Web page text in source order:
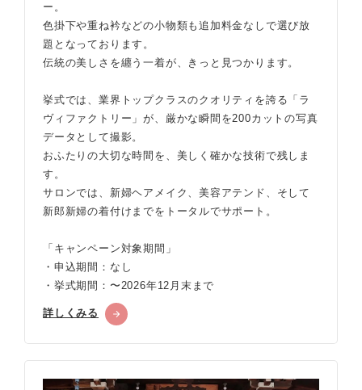
ー。
色掛下や重ね衿などの小物類も追加料金なしで選び放
題となっております。
伝統の美しさを纏う一着が、きっと見つかります。
挙式では、業界トップクラスのクオリティを誇る「ラ
ヴィファクトリー」が、厳かな瞬間を200カットの写真
データとして撮影。
おふたりの大切な時間を、美しく確かな技術で残しま
す。
サロンでは、新婦ヘアメイク、美容アテンド、そして
新郎新婦の着付けまでをトータルでサポート。
「キャンペーン対象期間」
・申込期間：なし
・挙式期間：〜2026年12月末まで
詳しくみる